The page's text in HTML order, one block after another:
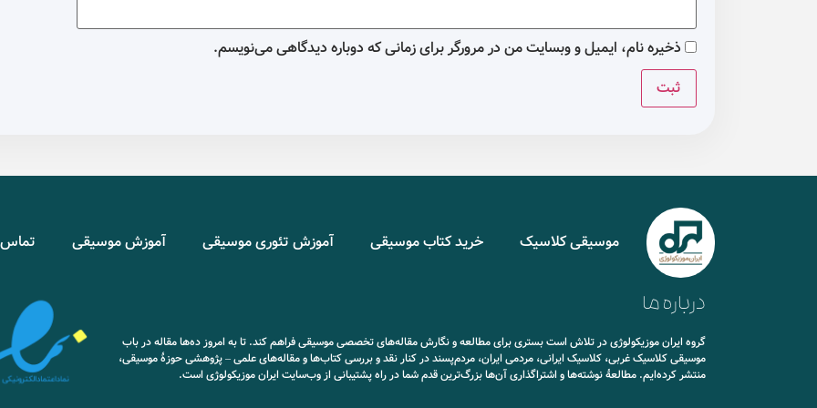
ذخیره نام، ایمیل و وبسایت من در مرورگر برای زمانی که دوباره دیدگاهی می‌نویسم.
موسیقی کلاسیک خرید کتاب موسیقی آموزش تئوری موسیقی آموزش موسیقی تماس
درباره ما
گروه ایران موزیکولوژی در تلاش است بستری برای مطالعه و نگارش مقاله‌های تخصصی موسیقی فراهم کند. تا به امروز ده‌ها مقاله در باب
موسیقی کلاسیک غربی، کلاسیک ایرانی، مردمی ایران، مردم‌پسند در کنار نقد و بررسی کتاب‌ها و مقاله‌های علمی – پژوهشی حوزۀ موسیقی،
منتشر کرده‌ایم. مطالعۀ نوشته‌ها و اشتراگذاری آن‌ها بزرگ‌ترین قدم شما در راه پشتیبانی از وب‌سایت ایران موزیکولوژی است.